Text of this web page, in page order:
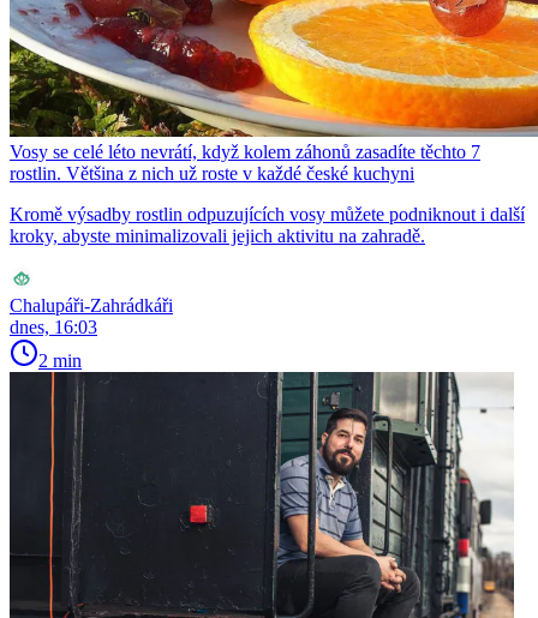
Vosy se celé léto nevrátí, když kolem záhonů zasadíte těchto 7
rostlin. Většina z nich už roste v každé české kuchyni
Kromě výsadby rostlin odpuzujících vosy můžete podniknout i další
kroky, abyste minimalizovali jejich aktivitu na zahradě.
Chalupáři-Zahrádkáři
dnes, 16:03
2 min